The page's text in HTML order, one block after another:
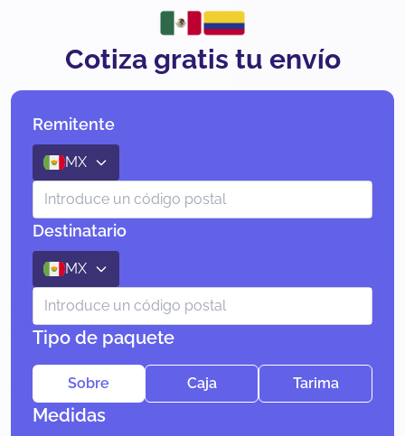
Cotiza gratis tu envío
Remitente
MX
Destinatario
MX
Tipo de paquete
Sobre Caja Tarima
Medidas